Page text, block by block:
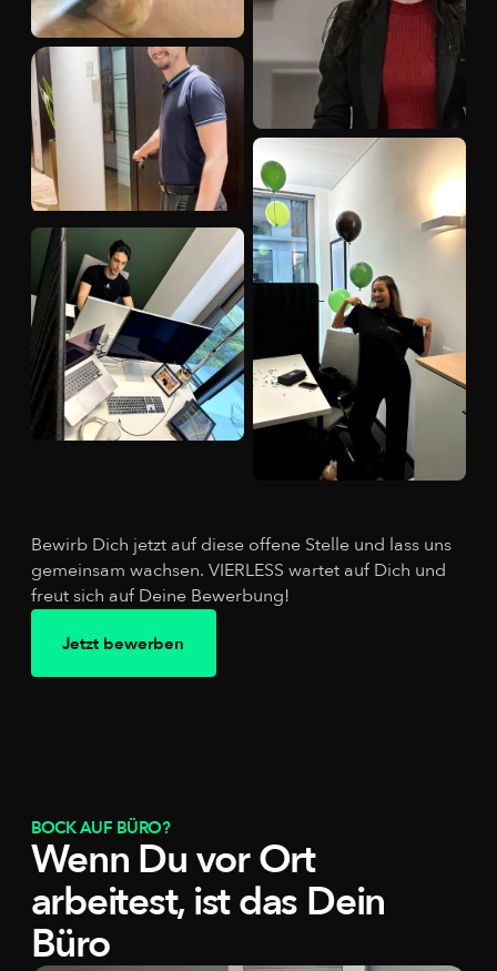
Bewirb Dich jetzt auf diese offene Stelle und lass uns
gemeinsam wachsen. VIERLESS wartet auf Dich und
freut sich auf Deine Bewerbung!
Jetzt bewerben
BOCK AUF BÜRO?
Wenn Du vor Ort
arbeitest, ist das Dein
Büro